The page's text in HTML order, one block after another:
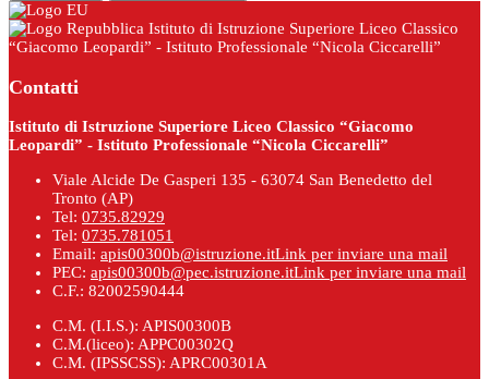
Istituto di Istruzione Superiore Liceo Classico
“Giacomo Leopardi” - Istituto Professionale “Nicola Ciccarelli”
Contatti
Istituto di Istruzione Superiore Liceo Classico “Giacomo
Leopardi” - Istituto Professionale “Nicola Ciccarelli”
Viale Alcide De Gasperi 135 - 63074 San Benedetto del
Tronto (AP)
Tel: 0735.82929
Tel: 0735.781051
Email: apis00300b@istruzione.itLink per inviare una mail
PEC: apis00300b@pec.istruzione.itLink per inviare una mail
C.F.: 82002590444
C.M. (I.I.S.): APIS00300B
C.M.(liceo): APPC00302Q
C.M. (IPSSCSS): APRC00301A